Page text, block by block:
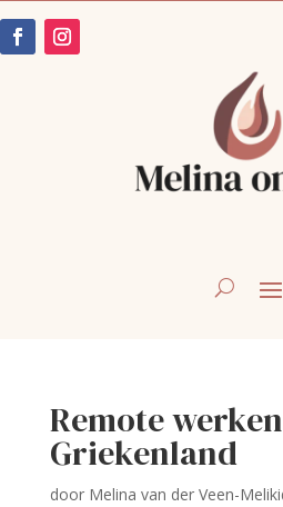
Remote
Griekenland
door Melina van der Veen-